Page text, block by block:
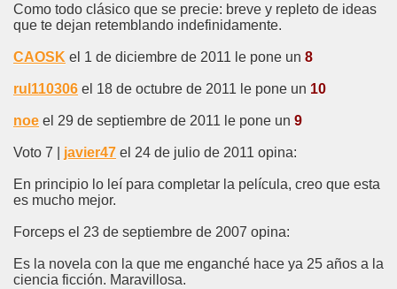
Como todo clásico que se precie: breve y repleto de ideas
que te dejan retemblando indefinidamente.
CAOSK el 1 de diciembre de 2011 le pone un 8
rul110306 el 18 de octubre de 2011 le pone un 10
noe el 29 de septiembre de 2011 le pone un 9
Voto 7 | javier47 el 24 de julio de 2011 opina:
En principio lo leí para completar la película, creo que esta
es mucho mejor.
Forceps el 23 de septiembre de 2007 opina:
Es la novela con la que me enganché hace ya 25 años a la
ciencia ficción. Maravillosa.